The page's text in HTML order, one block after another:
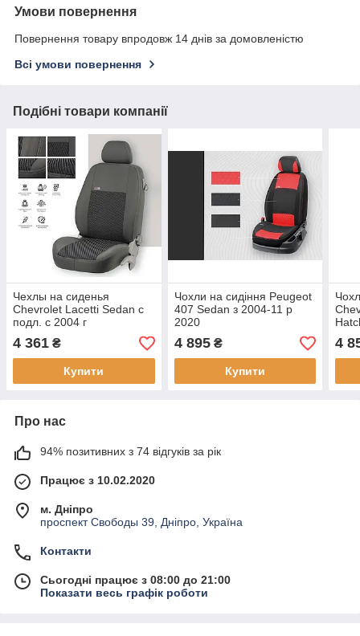
Умови повернення
Повернення товару впродовж 14 днів за домовленістю
Всі умови повернення
Подібні товари компанії
Чехлы на сиденья
Chevrolet Lacetti Sedan с
подл. с 2004 г
4 361 ₴
Купити
Чохли на сидіння Peugeot
407 Sedan з 2004-11 р
2020
4 895₴
Купити
4
Про нас
94% позитивних з 74 відгуків за рік
Працює з 10.02.2020
м. Дніпро
проспект Свободы 39, Дніпро, Україна
Контакти
Сьогодні працює з 08:00 до 21:00
Показати весь графік роботи